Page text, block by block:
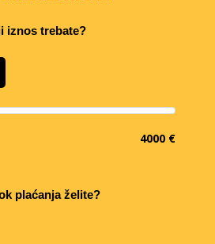
iznos trebate?
4000 €
plaćanja želite?